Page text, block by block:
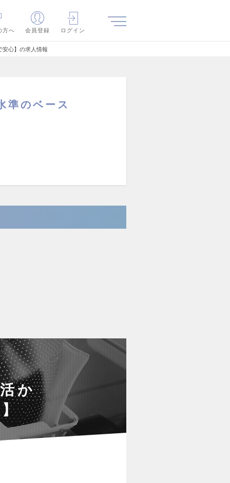
方へ 会員登録 ログイン
安心】の求人情報
準のベース
か